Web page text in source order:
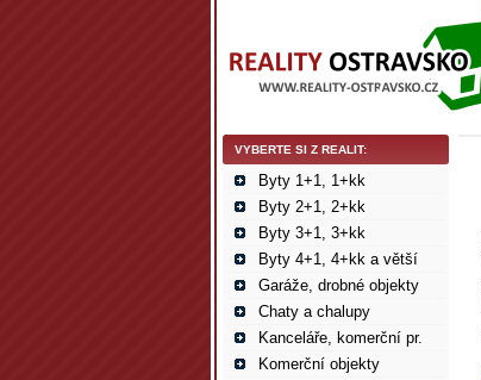
VYBERTE SI Z REALIT:
Byty 1+1, 1+kk
Byty 2+1, 2+kk
Byty 3+1, 3+kk
Byty 4+1, 4+kk a větší
Garáže, drobné objekty
Chaty a chalupy
Kanceláře, komerční pr.
Komerční objekty